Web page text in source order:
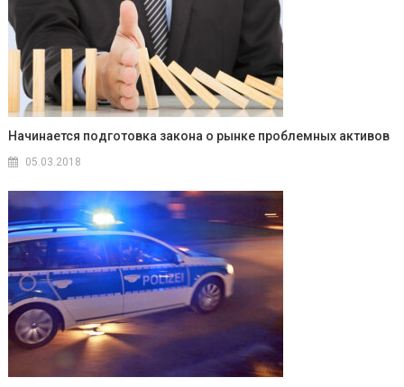
Начинается подготовка закона о рынке проблемных активов
05.03.2018